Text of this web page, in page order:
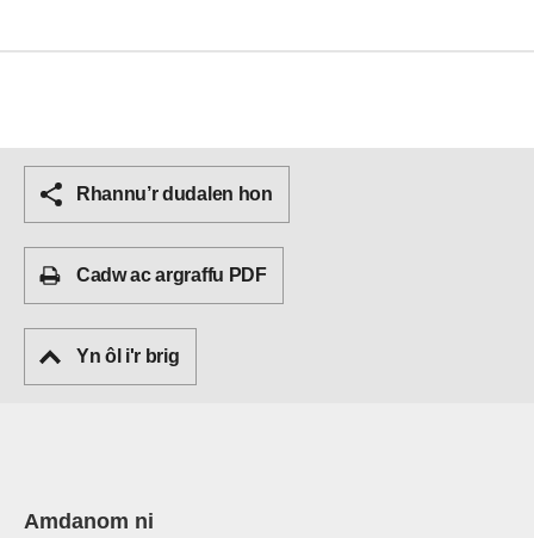
Rhannu’r dudalen hon
Cadw ac argraffu PDF
Yn ôl i'r brig
Amdanom ni